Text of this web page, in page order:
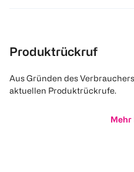
Produktrückruf
Aus Gründen des
aktuellen Produktrückrufe.
Mehr